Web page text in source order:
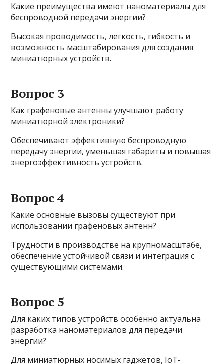
Какие преимущества имеют наноматериалы для
беспроводной передачи энергии?
Высокая проводимость, легкость, гибкость и
возможность масштабирования для создания
миниатюрных устройств.
Вопрос 3
Как графеновые антенны улучшают работу
миниатюрной электроники?
Обеспечивают эффективную беспроводную
передачу энергии, уменьшая габариты и повышая
энергоэффективность устройств.
Вопрос 4
Какие основные вызовы существуют при
использовании графеновых антенн?
Трудности в производстве на крупномасштабе,
обеспечение устойчивой связи и интеграция с
существующими системами.
Вопрос 5
Для каких типов устройств особенно актуальна
разработка наноматериалов для передачи
энергии?
Для миниатюрных носимых гаджетов, IoT-